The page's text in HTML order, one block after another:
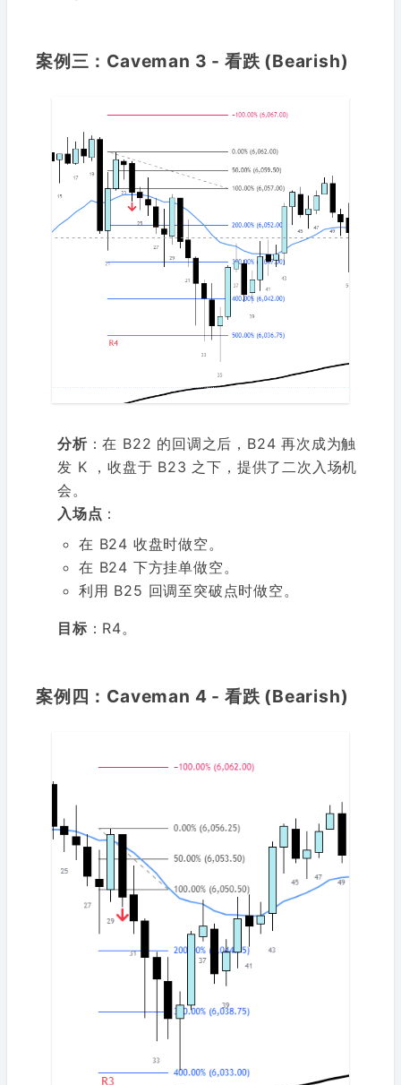
案例三：Caveman 3 - 看跌 (Bearish)
分析：在 B22 的回调之后，B24 再次成为触
发 K ，收盘于 B23 之下，提供了二次入场机
会。
入场点 ：
在 B24 收盘时做空。
在 B24 下方挂单做空。
利用 B25 回调至突破点时做空。
目标 ：R4。
案例四：Caveman 4 - 看跌 (Bearish)